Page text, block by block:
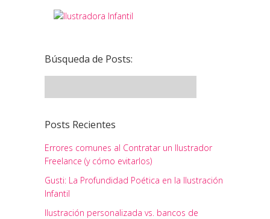
Búsqueda de Posts:
Posts Recientes
Errores comunes al Contratar un Ilustrador
Freelance (y cómo evitarlos)
Gusti: La Profundidad Poética en la Ilustración
Infantil
Ilustración personalizada vs. bancos de